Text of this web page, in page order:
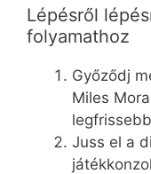
Lépésről
folyamathoz
Győződj
Miles
Juss el a